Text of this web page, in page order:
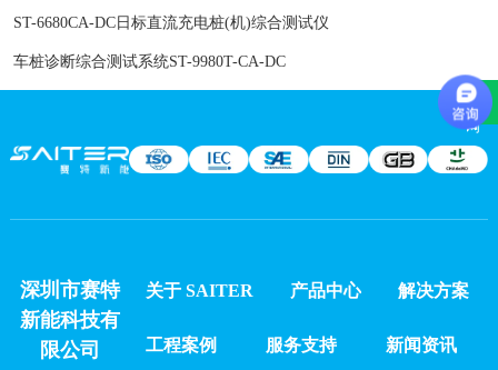
ST-6680CA-DC日标直流充电桩(机)综合测试仪
车桩诊断综合测试系统ST-9980T-CA-DC
深圳市赛特
新能科技有
限公司
关于 SAITER 产品中心 解决方案
工程案例 服务支持 新闻资讯
留言咨询